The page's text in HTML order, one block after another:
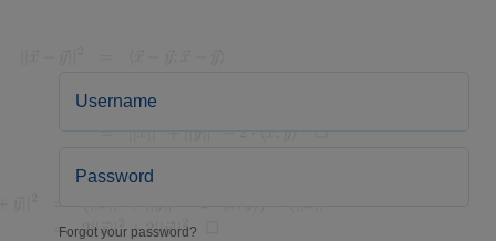
Forgot your password?